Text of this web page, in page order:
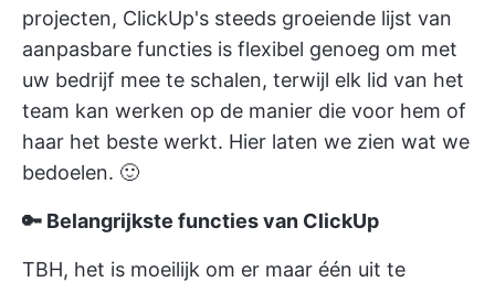
projecten, ClickUp's steeds groeiende lijst van
aanpasbare functies is flexibel genoeg om met
uw bedrijf mee te schalen, terwijl elk lid van het
team kan werken op de manier die voor hem of
haar het beste werkt. Hier laten we zien wat we
bedoelen. 🙂
🔑 Belangrijkste functies van ClickUp
TBH, het is moeilijk om er maar één uit te